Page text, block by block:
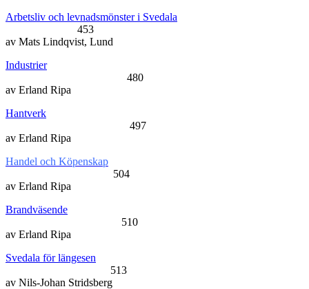
Arbetsliv och levnadsmönster i Svedala
453
av Mats Lindqvist, Lund
Industrier
480
av Erland Ripa
Hantverk
497
av Erland Ripa
Handel och Köpenskap
504
av Erland Ripa
Brandväsende
510
av Erland Ripa
Svedala för längesen
513
av Nils-Johan Stridsberg